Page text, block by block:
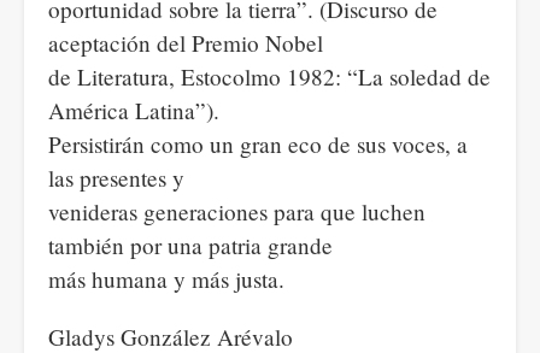
oportunidad sobre la tierra”. (Discurso de
aceptación del Premio Nobel
de Literatura, Estocolmo 1982: “La soledad de
América Latina”).
Persistirán como un gran eco de sus voces, a
las presentes y
venideras generaciones para que luchen
también por una patria grande
más humana y más justa.
Gladys González Arévalo